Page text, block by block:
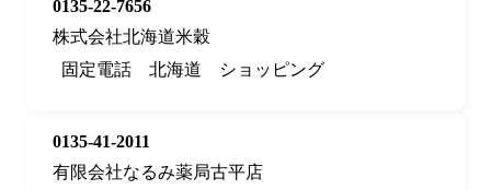
0135-22-7656
株式会社北海道米穀
固定電話
北海道 ショッピング
0135-41-2011
有限会社なるみ薬局古平店